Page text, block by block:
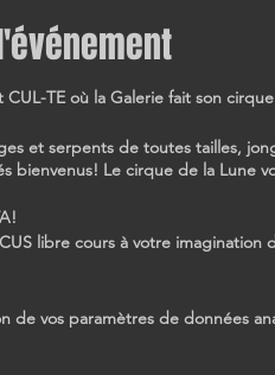
CUL-TE où la Galerie fait son
et serpents de toutes tailles,
bienvenus! Le cirque de la
libre cours à votre
de vos paramètres de données